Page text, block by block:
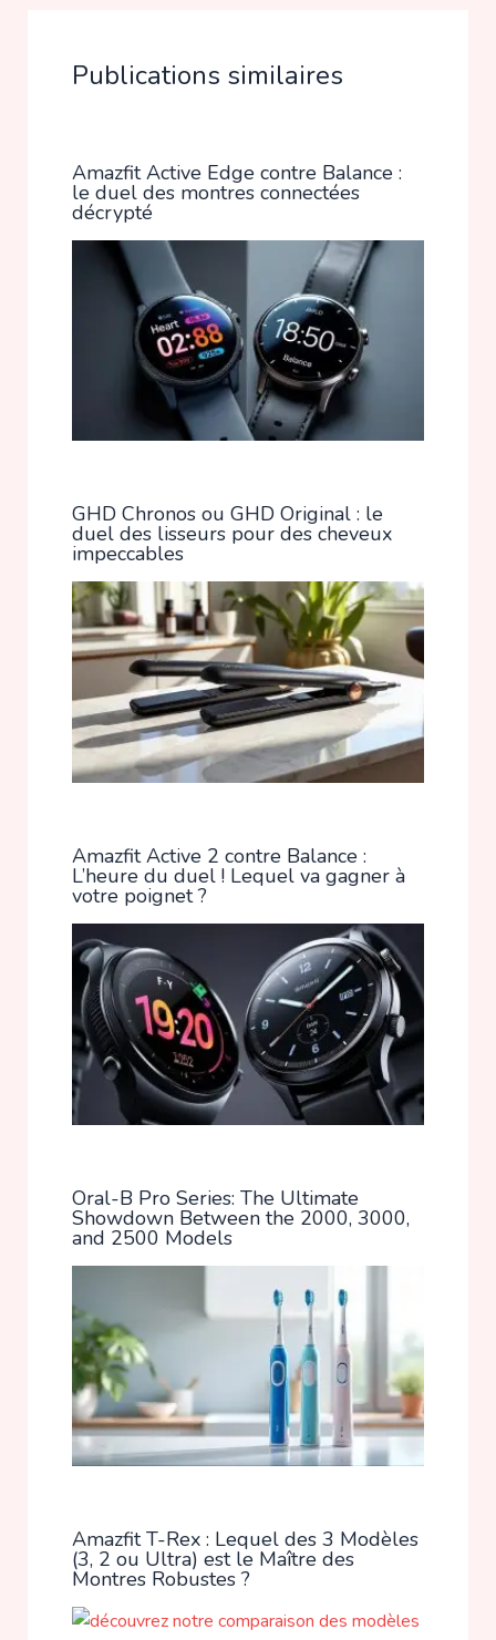
Publications similaires
Amazfit Active Edge contre Balance :
le duel des montres connectées
décrypté
GHD Chronos ou GHD Original : le
duel des lisseurs pour des cheveux
impeccables
Amazfit Active 2 contre Balance :
L’heure du duel ! Lequel va gagner à
votre poignet ?
Oral-B Pro Series: The Ultimate
Showdown Between the 2000, 3000,
and 2500 Models
Amazfit T-Rex : Lequel des 3 Modèles
(3, 2 ou Ultra) est le Maître des
Montres Robustes ?